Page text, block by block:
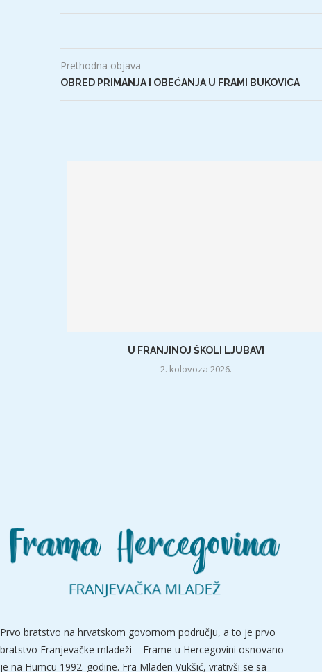
Prethodna objava
OBRED PRIMANJA I OBEĆANJA U FRAMI BUKOVICA
U FRANJINOJ ŠKOLI LJUBAVI
2. kolovoza 2026.
Prvo bratstvo na hrvatskom govornom području, a to je prvo
bratstvo Franjevačke mladeži – Frame u Hercegovini osnovano
je na Humcu 1992. godine. Fra Mladen Vukšić, vrativši se sa